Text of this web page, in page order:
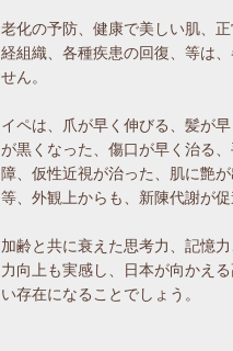
老化の予防、健康で美しい肌、
経組織、各種疾患の回復、等は
せん。
イペは、爪が早く伸びる、髪が
が黒くなった、傷口が早く治る
障、仮性近視が治った、肌に艶
等、外観上からも、新陳代謝が
加齢と共に衰えた思考力、記憶
力向上も実感し、日本が向かえ
い存在になることでしょう。